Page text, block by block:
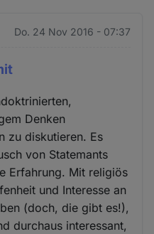
Do. 24 Nov 2016 - 07:37
Denken
zu diskutieren. Es
von Statemants
Erfahrung. Mit religiös
und Interesse an
(doch, die gibt es!),
durchaus interessant,